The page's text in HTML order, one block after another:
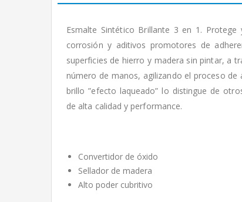
Esmalte Sintético Brillante 3 en 1.
corrosión y aditivos promotores de
superficies de hierro y madera sin pintar, a
número de manos, agilizando el proceso
brillo ”efecto laqueado” lo distingue de
de alta calidad y performance.
Convertidor de óxido
Sellador de madera
Alto poder cubritivo